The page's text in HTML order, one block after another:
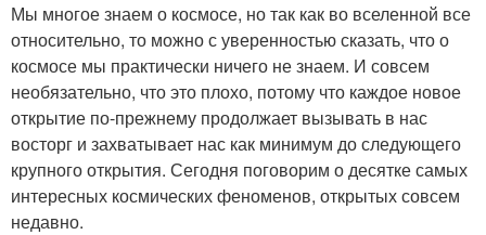
Мы многое знаем о космосе, но так как во вселенной все
относительно, то можно с уверенностью сказать, что о
космосе мы практически ничего не знаем. И совсем
необязательно, что это плохо, потому что каждое новое
открытие по-прежнему продолжает вызывать в нас
восторг и захватывает нас как минимум до следующего
крупного открытия. Сегодня поговорим о десятке самых
интересных космических феноменов, открытых совсем
недавно.